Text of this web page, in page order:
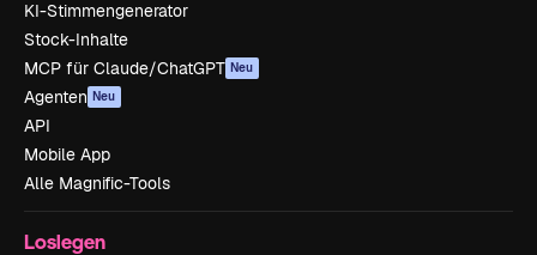
KI-Stimmengenerator
Stock-Inhalte
MCP für Claude/ChatGPT Neu
Agenten Neu
API
Mobile App
Alle Magnific-Tools
Loslegen